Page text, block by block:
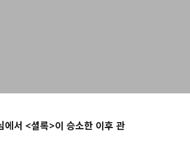
에서 <셜록>이 승소한 이후 관